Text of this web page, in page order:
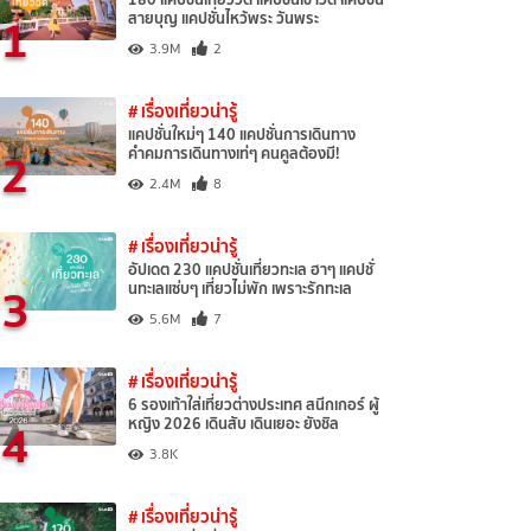
1 สายบุญ แคปชั่นไหว้พระ วันพระ
3.9M 2
2
# เรื่องเที่ยวน่ารู้
แคปชั่นใหม่ๆ 140 แคปชั่นการเดินทาง
คำคมการเดินทางเท่ๆ คนคูลต้องมี!
2.4M 8
3
# เรื่องเที่ยวน่ารู้
อัปเดต 230 แคปชั่นเที่ยวทะเล ฮาๆ แคปชั่
นทะเลแซ่บๆ เที่ยวไม่พัก เพราะรักทะเล
5.6M 7
4
# เรื่องเที่ยวน่ารู้
6 รองเท้าใส่เที่ยวต่างประเทศ สนีกเกอร์ ผู้
หญิง 2026 เดินสับ เดินเยอะ ยังชิล
3.8K
# เรื่องเที่ยวน่ารู้